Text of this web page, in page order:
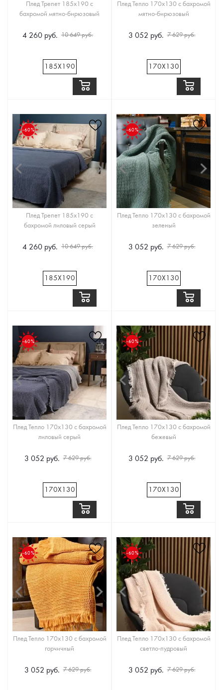
Плед Трепет 185x190 с
бахромой мятно-бирюзовый
4 260 руб. 10 649 руб.
185Х190
Плед Тепло 170x130 с бахромой
мятно-бирюзовый
3 052 руб. 7 629 руб.
170Х130
-60%
Плед Трепет 185x190 с
бахромой лиловый серый
4 260 руб. 10 649 руб.
185Х190
-60%
Плед Тепло 170x130 с бахромой
зеленый
3 052 руб. 7 629 руб.
170Х130
-60%
Плед Тепло 170x130 с бахромой
лиловый серый
3 052 руб. 7 629 руб.
170Х130
-60%
Плед Тепло 170x130 с бахромой
бежевый
3 052 руб. 7 629 руб.
170Х130
-60%
Плед Тепло 170x130 с бахромой
горчичный
3 052 руб. 7 629 руб.
-60%
Плед Тепло 170x130 с бахромой
светло-пудровый
3 052 руб. 7 629 руб.